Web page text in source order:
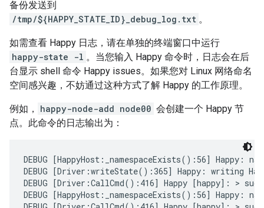
备份发送到
/tmp/${HAPPY_STATE_ID}_debug_log.txt 。
如需查看 Happy 日志，请在单独的终端窗口中运行
happy-state -l 。当您输入 Happy 命令时，日志会在后
台显示 shell 命令 Happy issues。如果您对 Linux 网络命名
空间感兴趣，不妨通过这种方式了解 Happy 的工作原理。
例如， happy-node-add node00 会创建一个 Happy 节
点。此命令的日志输出为：
DEBUG [HappyHost:_namespaceExists():56] Happy:
DEBUG [Driver:writeState():365] Happy: writing
DEBUG [Driver:CallCmd():416] Happy [happy]: >
DEBUG [HappyHost:_namespaceExists():56] Happy: